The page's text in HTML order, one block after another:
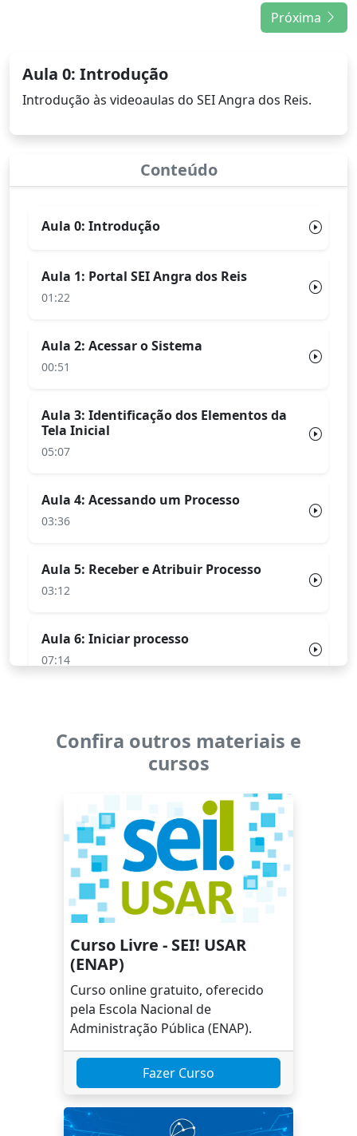
Próxima
Aula 0: Introdução
Introdução às videoaulas do SEI Angra dos Reis.
Conteúdo
Aula 0: Introdução
Aula 1: Portal SEI Angra dos Reis
01:22
Aula 2: Acessar o Sistema
00:51
Aula 3: Identificação dos Elementos da
Tela Inicial
05:07
Aula 4: Acessando um Processo
03:36
Aula 5: Receber e Atribuir Processo
03:12
Aula 6: Iniciar processo
07:14
Aula 9: Editar Documento
Aula 10: Consultar e Alterar Dados de
Aula 11: Assinatura de Documento
Aula 12: Bloco de Assinatura
Confira outros materiais e
cursos
Curso Livre - SEI! USAR
(ENAP)
Curso online gratuito, oferecido
pela Escola Nacional de
Administração Pública (ENAP).
Fazer Curso